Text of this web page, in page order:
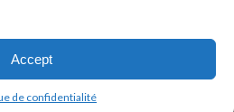
Accept
de confidentialité
Ltée® 2015 • ISO
14001